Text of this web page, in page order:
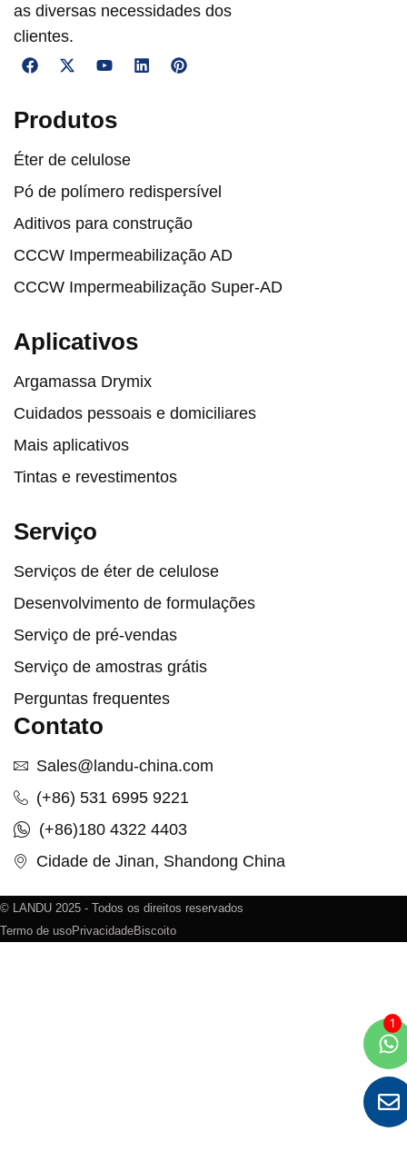
as diversas necessidades dos
clientes.
Produtos
Éter de celulose
Pó de polímero redispersível
Aditivos para construção
CCCW Impermeabilização AD
CCCW Impermeabilização Super-AD
Aplicativos
Argamassa Drymix
Cuidados pessoais e domiciliares
Mais aplicativos
Tintas e revestimentos
Serviço
Serviços de éter de celulose
Desenvolvimento de formulações
Serviço de pré-vendas
Serviço de amostras grátis
Perguntas frequentes
Contato
Sales@landu-china.com
(+86) 531 6995 9221
(+86)180 4322 4403
Cidade de Jinan, Shandong China
© LANDU 2025 - Todos os direitos reservados
Termo de usoPrivacidadeBiscoito